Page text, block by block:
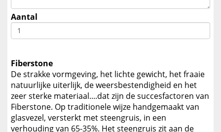
Aantal
Fiberstone
De strakke vormgeving, het lichte gewicht, het fraaie
natuurlijke uiterlijk, de weersbestendigheid en het
zeer sterke materiaal....dat zijn de succesfactoren van
Fiberstone. Op traditionele wijze handgemaakt van
glasvezel, versterkt met steengruis, in een
verhouding van 65-35%. Het steengruis zit aan de